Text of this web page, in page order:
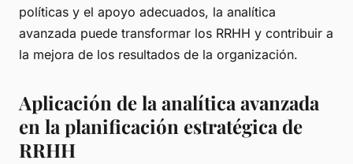
políticas y el apoyo adecuados, la analítica
avanzada puede transformar los RRHH y contribuir a
la mejora de los resultados de la organización.
Aplicación de la analítica avanzada
en la planificación estratégica de
RRHH